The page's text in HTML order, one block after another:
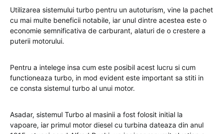
Utilizarea sistemului turbo pentru un autoturism, vine la pachet
cu mai multe beneficii notabile, iar unul dintre acestea este o
economie semnificativa de carburant, alaturi de o crestere a
puterii motorului.
Pentru a intelege insa cum este posibil acest lucru si cum
functioneaza turbo, in mod evident este important sa stiti in
ce consta sistemul turbo al unui motor.
Asadar, sistemul Turbo al masinii a fost folosit initial la
vapoare, iar primul motor diesel cu turbina dateaza din anul